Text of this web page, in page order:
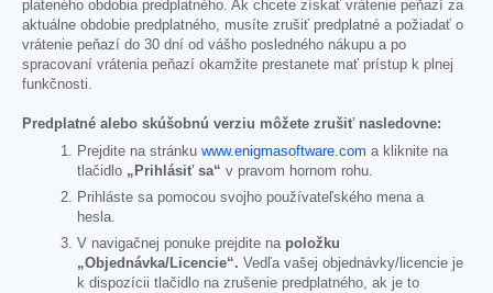
plateného obdobia predplatného. Ak chcete získať vrátenie peňazí za
aktuálne obdobie predplatného, musíte zrušiť predplatné a požiadať o
vrátenie peňazí do 30 dní od vášho posledného nákupu a po
spracovaní vrátenia peňazí okamžite prestanete mať prístup k plnej
funkčnosti.
Predplatné alebo skúšobnú verziu môžete zrušiť nasledovne:
Prejdite na stránku www.enigmasoftware.com a kliknite na
tlačidlo „Prihlásiť sa“ v pravom hornom rohu.
Prihláste sa pomocou svojho používateľského mena a
hesla.
V navigačnej ponuke prejdite na položku
„Objednávka/Licencie“. Vedľa vašej objednávky/licencie je
k dispozícii tlačidlo na zrušenie predplatného, ak je to